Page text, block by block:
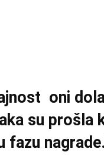
oni
su prošla
fazu